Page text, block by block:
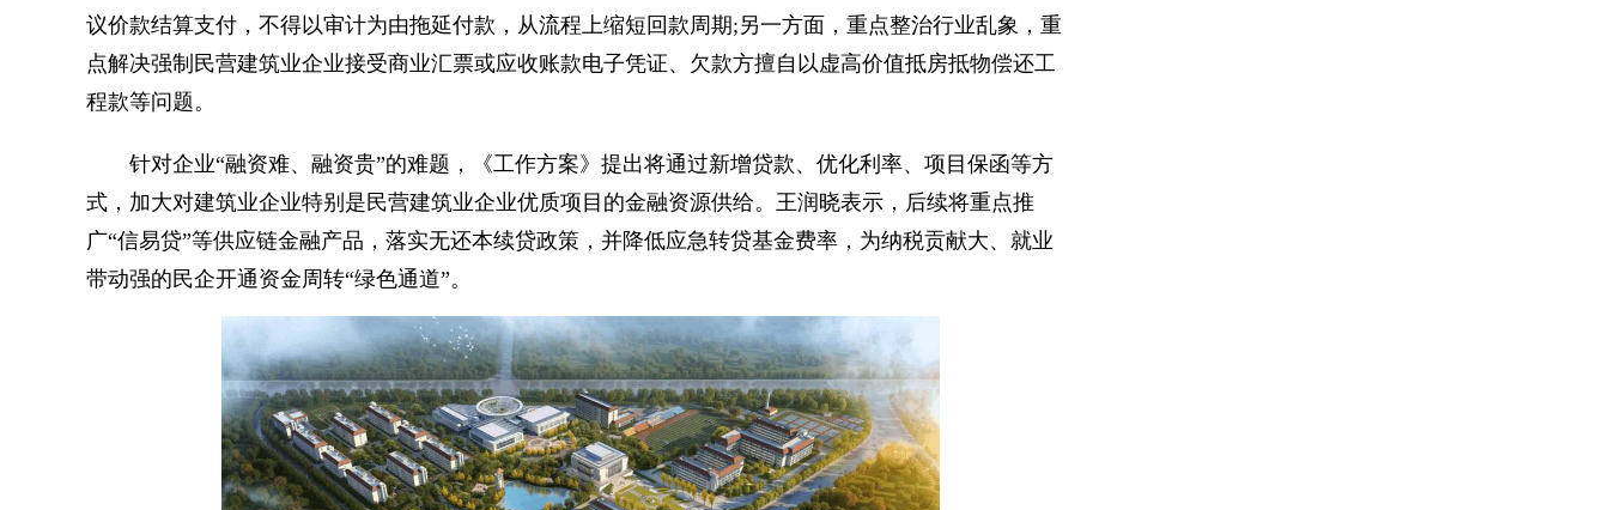
议价款结算支付，不得以审计为由拖延付款，从流程上缩短回款周期;另一方面，重点整治行业乱象，重
点解决强制民营建筑业企业接受商业汇票或应收账款电子凭证、欠款方擅自以虚高价值抵房抵物偿还工
程款等问题。
针对企业“融资难、融资贵”的难题，《工作方案》提出将通过新增贷款、优化利率、项目保函等方
式，加大对建筑业企业特别是民营建筑业企业优质项目的金融资源供给。王润晓表示，后续将重点推
广“信易贷”等供应链金融产品，落实无还本续贷政策，并降低应急转贷基金费率，为纳税贡献大、就业
带动强的民企开通资金周转“绿色通道”。